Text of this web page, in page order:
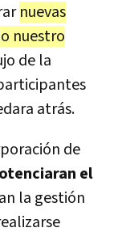
nuevas
nuestro
de la
atrás.
de
el
la gestión